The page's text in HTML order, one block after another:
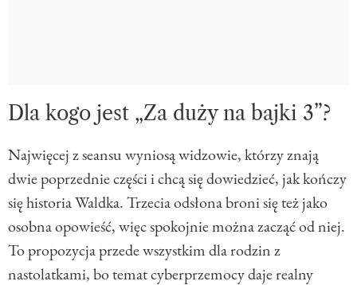
Dla kogo jest „Za duży na bajki 3”?
Najwięcej z seansu wyniosą widzowie, którzy znają
dwie poprzednie części i chcą się dowiedzieć, jak kończy
się historia Waldka. Trzecia odsłona broni się też jako
osobna opowieść, więc spokojnie można zacząć od niej.
To propozycja przede wszystkim dla rodzin z
nastolatkami, bo temat cyberprzemocy daje realny